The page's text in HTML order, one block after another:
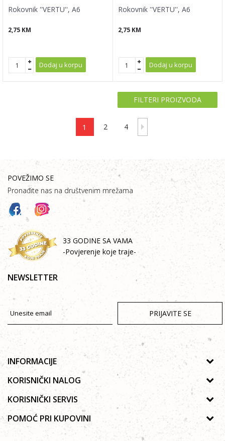
Rokovnik ''VERTU'', A6
2,75 KM
Dodaj u korpu
Rokovnik ''VERTU'', A6
2,75 KM
Dodaj u korpu
FILTERI PROIZVODA
1 2 4
POVEŽIMO SE
Pronađite nas na društvenim mrežama
33 GODINE SA VAMA
-Povjerenje koje traje-
NEWSLETTER
PRIJAVITE SE
INFORMACIJE
O nama
Galerija
Saradnja
KORISNIČKI NALOG
Uputstvo za registraciju
Zaboravljena lozinka
Poručivanje
KORISNIČKI SERVIS
Politika privatnosti
Autorska prava
POMOĆ PRI KUPOVINI
Kako kupiti online?